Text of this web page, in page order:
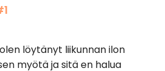
löytänyt liikunnan ilon
myötä ja sitä en halua